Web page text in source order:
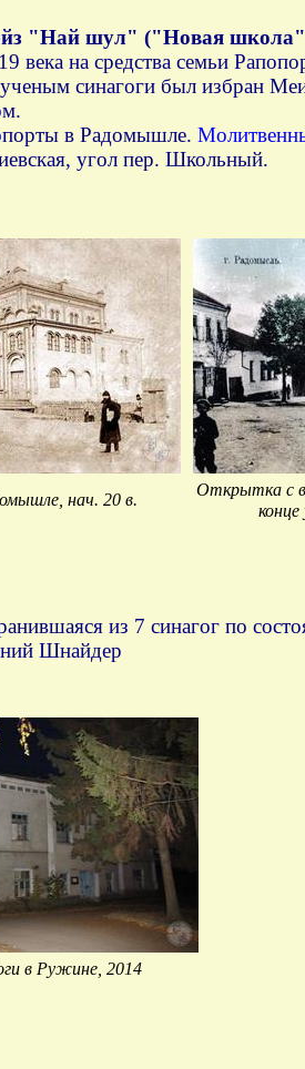
"Най шул" ("Новая
века на средства семьи
синагоги был избран
в Радомышле.
угол пер. Школьный.
нач. 20 в.
Открытка с
конце
из 7 синагог по
Шнайдер
в Ружине, 2014